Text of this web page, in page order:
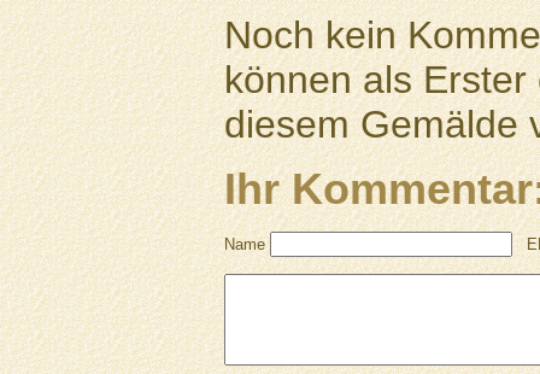
Noch kein
können als
diesem Gemälde
Ihr
Name